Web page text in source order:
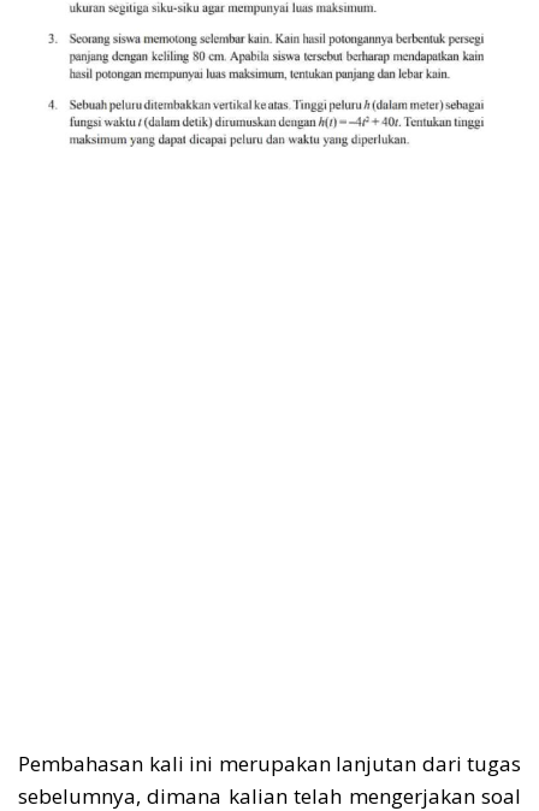
Pembahasan kali ini merupakan lanjutan dari tugas
sebelumnya, dimana kalian telah mengerjakan soal